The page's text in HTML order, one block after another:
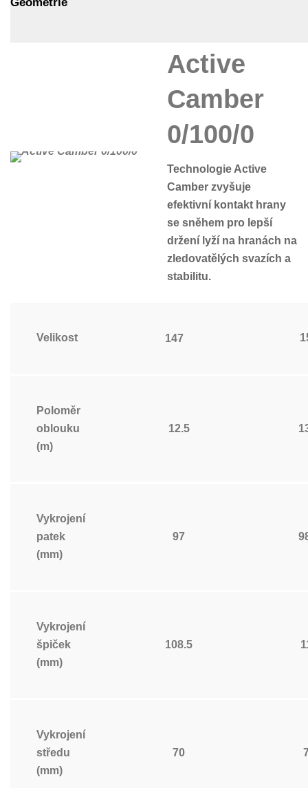
Active
Camber
0/100/0
Technologie Active
Camber zvyšuje
efektivní kontakt hrany
se sněhem pro lepší
držení lyží na hranách na
zledovatělých svazích a
stabilitu.
Velikost 147
Poloměr
oblouku
(m)
12.5
Vykrojení
patek
(mm)
97
Vykrojení
špiček
(mm)
108.5
Vykrojení
středu
(mm)
70